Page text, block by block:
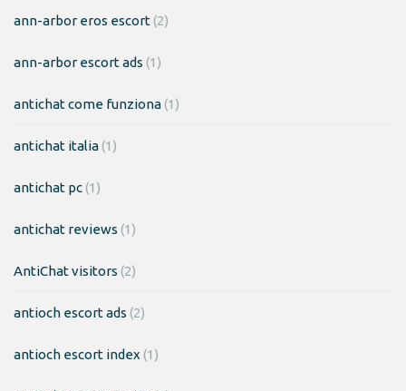
ann-arbor eros escort(2)
ann-arbor escort ads (1)
antichat come funziona(1)
antichat italia(1)
antichat pc(1)
antichat reviews (1)
AntiChat visitors (2)
antioch escort ads (2)
antioch escort index (1)